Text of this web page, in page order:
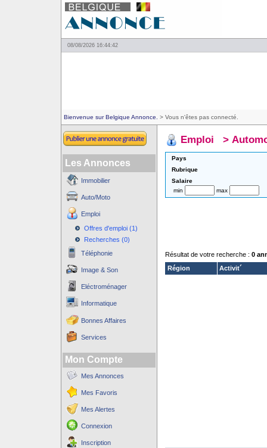
08/08/2026 16:44:42
Bienvenue sur Belgique Annonce. > Vous n'êtes pas connecté.
Les Annonces
Immobilier
Auto/Moto
Emploi
Offres d'emploi (1)
Recherches (0)
Téléphonie
Image & Son
Eléctroménager
Informatique
Bonnes Affaires
Services
Mon Compte
Mes Annonces
Mes Favoris
Mes Alertes
Connexion
Inscription
Emploi >
Pays
Rubrique
Salaire
min
max
Résultat de votre recherche : 0
Région
Activit´